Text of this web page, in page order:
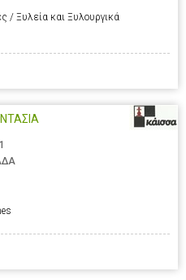
/ Ξυλεία και Ξυλουργικά